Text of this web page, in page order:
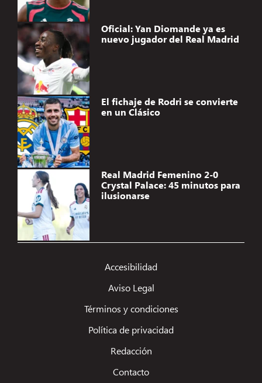
Oficial: Yan Diomande ya es
nuevo jugador del Real Madrid
El fichaje de Rodri se convierte
en un Clásico
Real Madrid Femenino 2-0
Crystal Palace: 45 minutos para
ilusionarse
Accesibilidad
Aviso Legal
Términos y condiciones
Política de privacidad
Redacción
Contacto